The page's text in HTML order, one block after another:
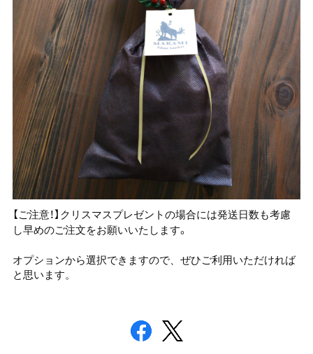
【ご注意！】クリスマスプレゼントの場合には発送日数も考慮
し早めのご注文をお願いいたします。
オプションから選択できますので、ぜひご利用いただければ
と思います。